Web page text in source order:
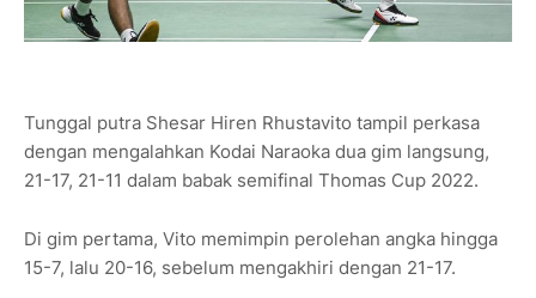
Tunggal putra Shesar Hiren Rhustavito tampil perkasa
dengan mengalahkan Kodai Naraoka dua gim langsung,
21-17, 21-11 dalam babak semifinal Thomas Cup 2022.
Di gim pertama, Vito memimpin perolehan angka hingga
15-7, lalu 20-16, sebelum mengakhiri dengan 21-17.